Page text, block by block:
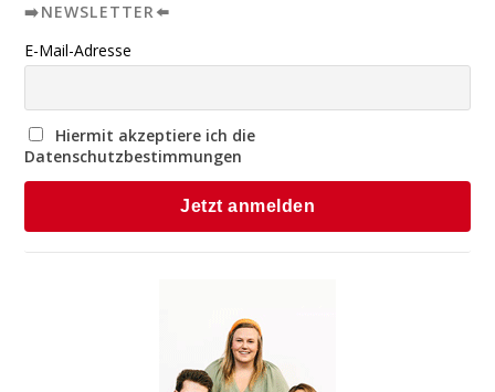
➡️NEWSLETTER⬅️
E-Mail-Adresse
Hiermit akzeptiere ich die
Datenschutzbestimmungen